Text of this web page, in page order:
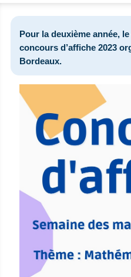
Pour la deuxième année,
concours d’affiche 2023
Bordeaux.